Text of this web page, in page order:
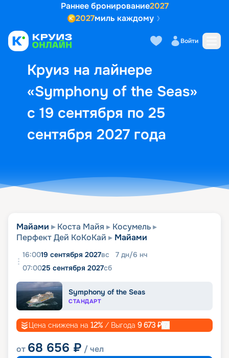
Раннее бронирование2027
2027миль каждому
Войти
Круиз на лайнере
«Symphony of the Seas»
с 19 сентября по 25
сентября 2027 года
Выбор кают Маршрут и
Майами Коста Майя
Косумель
Перфект Дей КоКоКай
Майами
16:0019 сентября 2027вс 7 дн/6 нч
07:0025 сентября 2027сб
Symphony of the Seas
СТАНДАРТ
Цена снижена на 12% / Выгода 9 673 ₽
от 68 656 ₽ / чел